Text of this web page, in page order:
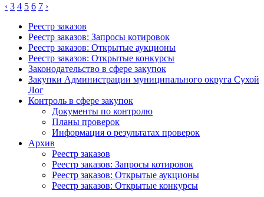
‹ 3 4 5 6 7 ›
Реестр заказов
Реестр заказов: Запросы котировок
Реестр заказов: Открытые аукционы
Реестр заказов: Открытые конкурсы
Законодательство в сфере закупок
Закупки Администрации муниципального округа Сухой
Лог
Контроль в сфере закупок
Документы по контролю
Планы проверок
Информация о результатах проверок
Архив
Реестр заказов
Реестр заказов: Запросы котировок
Реестр заказов: Открытые аукционы
Реестр заказов: Открытые конкурсы